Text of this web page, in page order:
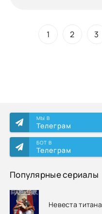
МЫ В
Телеграм
БОТ В
Телеграм
Популярные сериалы
Невеста титана
1 2 3